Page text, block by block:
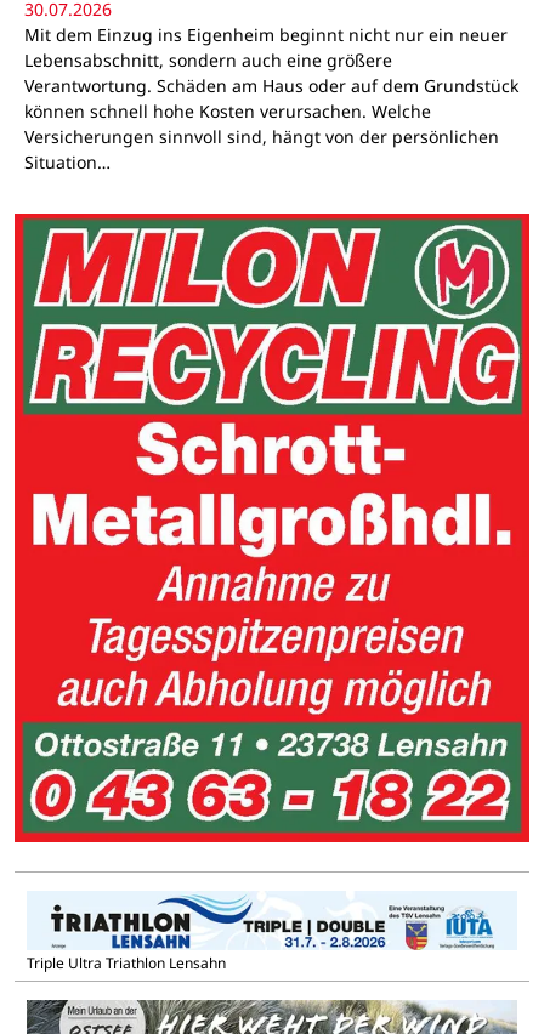
30.07.2026
Mit dem Einzug ins Eigenheim beginnt nicht nur ein neuer
Lebensabschnitt, sondern auch eine größere
Verantwortung. Schäden am Haus oder auf dem Grundstück
können schnell hohe Kosten verursachen. Welche
Versicherungen sinnvoll sind, hängt von der persönlichen
Situation…
Triple Ultra Triathlon Lensahn